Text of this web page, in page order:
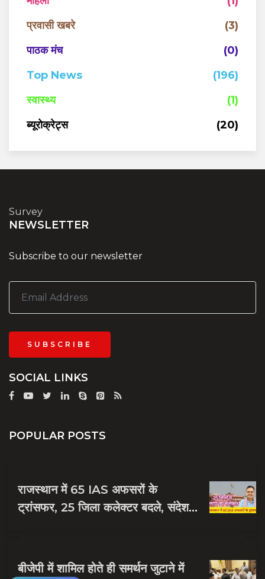
प्रवासी खबरे
(3)
पाठक मंच
(0)
Top News
(196)
स्वास्थ्य
(1)
ब्यूरोक्रेट्स
(20)
Survey
NEWSLETTER
Subscribe to our newsletter
SUBSCRIBE
SOCIAL LINKS
POPULAR POSTS
राजस्थान में 65 IAS अफसरों के
ट्रांसफर, 25 जिला कलेक्टर बदले, संदेश
बीजेपी में शामिल होते ही समर्थन जुटाने में